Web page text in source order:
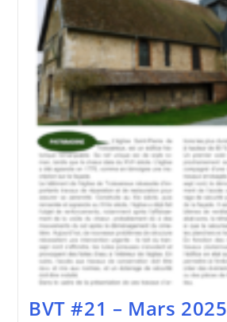
BVT #21 – Mars 2025